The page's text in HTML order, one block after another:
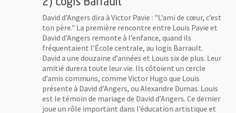
2) Logis Barrault
David d’Angers dira à Victor Pavie : "L’ami de cœur, c’est
ton père." La première rencontre entre Louis Pavie et
David d’Angers remonte à l’enfance, quand ils
fréquentaient l’École centrale, au logis Barrault.
David a une douzaine d’années et Louis six de plus. Leur
amitié durera toute leur vie. Ils côtoient un cercle
d’amis communs, comme Victor Hugo que Louis
présente à David d’Angers, ou Alexandre Dumas. Louis
est le témoin de mariage de David d’Angers. Ce dernier
joue un rôle important dans l’éducation artistique et